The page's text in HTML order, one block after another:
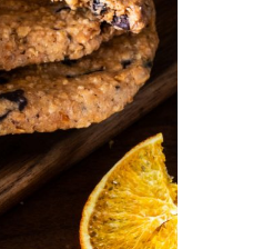
町/久米南町/美咲町
笠岡市/府中市
/井原市/矢掛町